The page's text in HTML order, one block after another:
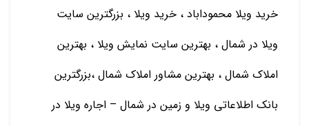
خرید ویلا محموداباد ، خرید ویلا ، بزرگترین سایت
ویلا در شمال ، بهترین سایت نمایش ویلا ، بهترین
املاک شمال ، بهترین مشاور املاک شمال ،بزرگترین
بانک اطلاعاتی ویلا و زمین در شمال – اجاره ویلا در